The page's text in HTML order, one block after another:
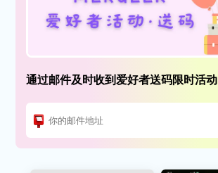
通过邮件及时收到爱好者送码限时活动